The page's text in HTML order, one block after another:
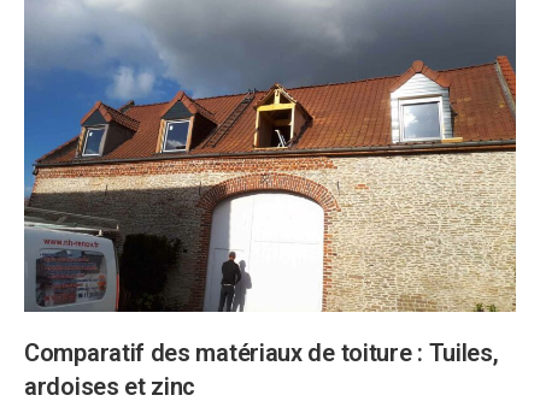
Comparatif des matériaux de toiture : Tuiles,
ardoises et zinc